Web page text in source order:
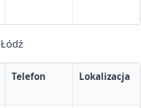
Telefon Lokalizacja